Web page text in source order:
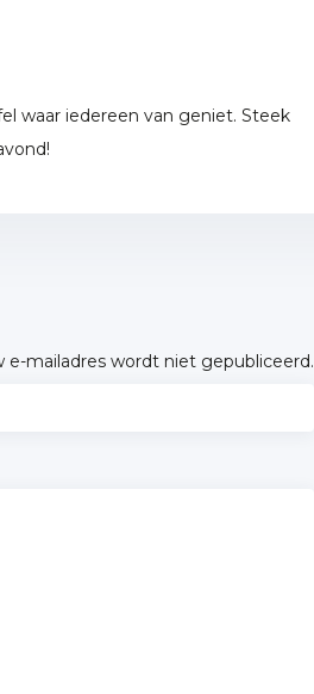
waar iedereen van geniet. Steek
e-mailadres wordt niet gepubliceerd.